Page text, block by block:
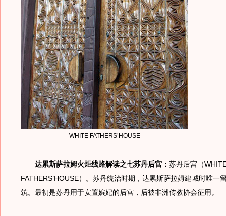
WHITE FATHERS’HOUSE
达累斯萨拉姆火炬线路解读之七苏丹后宫： 苏丹后宫（
FATHERS’HOUSE）。苏丹统治时期，达累斯萨拉姆建城时唯一
筑。最初是苏丹用于安置嫔妃的后宫，后被非洲传教协会征用。